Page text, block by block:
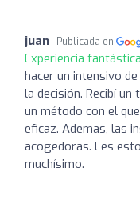
juan Publicada en
Experiencia
hacer un intensivo
la decisión. Recibí
un método con el
eficaz. Ademas, las
acogedoras. Les
muchísimo.